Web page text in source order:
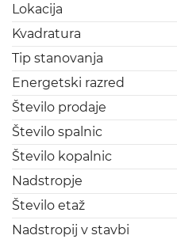
Lokacija
Kvadratura
Tip stanovanja
Energetski razred
Število prodaje
Število spalnic
Število kopalnic
Nadstropje
Število etaž
Nadstropij v stavbi